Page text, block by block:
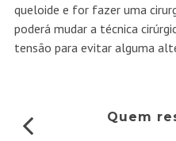
queloide e for fazer uma
poderá mudar a técnica
tensão para evitar alguma
Quem